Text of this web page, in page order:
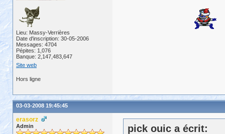
Lieu: Massy-Verrières
Date d'inscription: 30-05-2006
Messages: 4704
Pépites: 1,076
Banque: 2,147,483,647
Site web
Hors ligne
03-03-2008 19:45:45
erasorz
Admin
pick ouic a écrit: